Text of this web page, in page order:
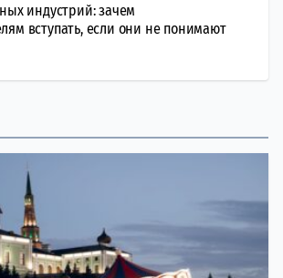
индустрий: зачем
вступать, если они не понимают